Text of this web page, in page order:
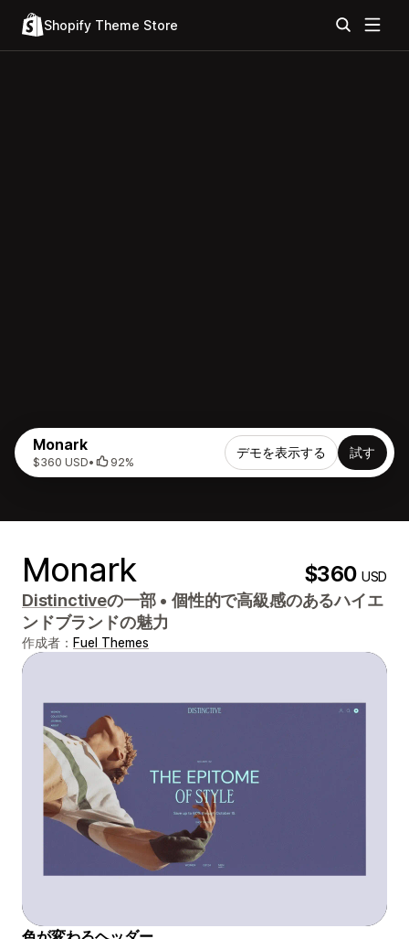
Shopify Theme Store
Monark
$360 USD• 92%
デモを表示する 試す
Monark $360USD
Distinctiveの一部 • 個性的で高級感のあるハイエ
ンドブランドの魅力
作成者： Fuel Themes